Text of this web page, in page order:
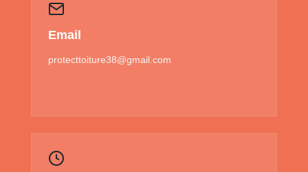
Email
protecttoiture38@gmail.com